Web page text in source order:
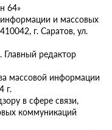
64»
и массовых
г. Саратов, ул.
редактор
массовой информации
г.
в сфере связи,
коммуникаций